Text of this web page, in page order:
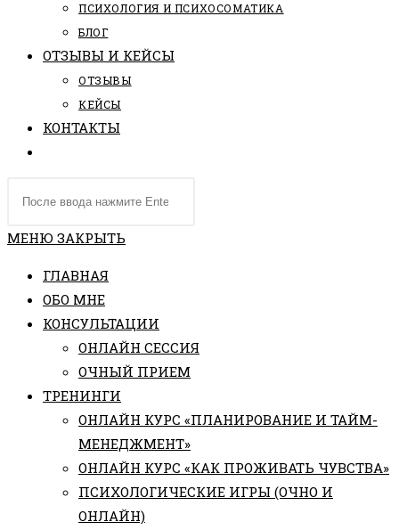
ПCИХОЛОГИЯ И ПСИХОСОМАТИКА
БЛОГ
ОТЗЫВЫ И КЕЙСЫ
ОТЗЫВЫ
КЕЙСЫ
КОНТАКТЫ
ПО
САЙТУ
сайте
МЕНЮ ЗАКРЫТЬ
ГЛАВНАЯ
ОБО МНЕ
КОНСУЛЬТАЦИИ
ОНЛАЙН СЕССИЯ
ОЧНЫЙ ПРИЕМ
ТРЕНИНГИ
ОНЛАЙН КУРС «ПЛАНИРОВАНИЕ И ТАЙМ-
МЕНЕДЖМЕНТ»
ОНЛАЙН КУРС «КАК ПРОЖИВАТЬ ЧУВСТВА»
ПСИХОЛОГИЧЕСКИЕ ИГРЫ (ОЧНО И
ОНЛАЙН)